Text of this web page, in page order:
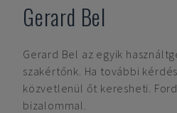
Gerard Bel
Gerard Bel az egyik
szakértőnk. Ha további
közvetlenül őt keresheti.
bizalommal.